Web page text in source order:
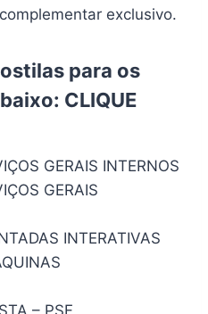
exclusivo.
para os
CLIQUE
GERAIS INTERNOS
GERAIS
INTERATIVAS
– PSF